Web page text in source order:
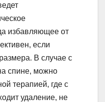
избавляющее от
если
В случае с
спине, можно
терапией, где с
удаление, не